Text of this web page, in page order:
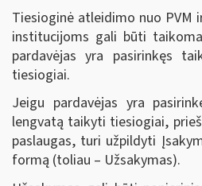
Tiesioginė atleidimo nuo PVM
institucijoms gali būti
pardavėjas yra pasirinkęs
tiesiogiai.
Jeigu pardavėjas yra
lengvatą taikyti tiesiogiai,
paslaugas, turi užpildyti
formą (toliau – Užsakymas).